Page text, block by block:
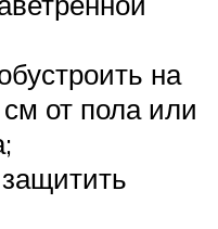
на
от пола или